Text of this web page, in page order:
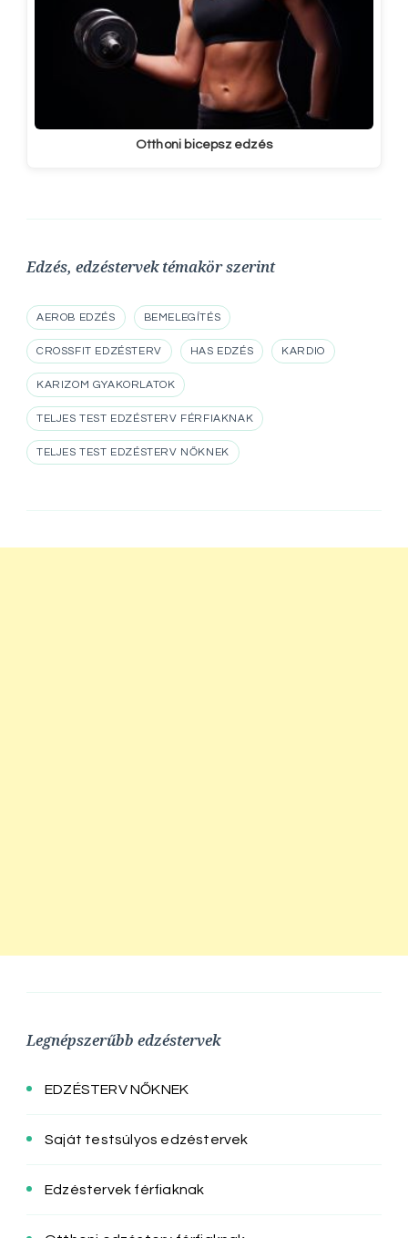
Otthoni bicepsz edzés
Edzés, edzéstervek témakör szerint
AEROB EDZÉS BEMELEGÍTÉS
CROSSFIT EDZÉSTERV HAS EDZÉS KARDIO
KARIZOM GYAKORLATOK
TELJES TEST EDZÉSTERV FÉRFIAKNAK
TELJES TEST EDZÉSTERV NŐKNEK
Legnépszerűbb edzéstervek
EDZÉSTERV NŐKNEK
Saját testsúlyos edzéstervek
Edzéstervek férfiaknak